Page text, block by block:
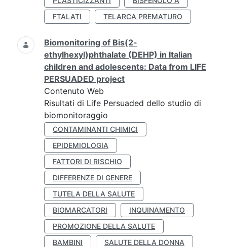
FTALATI
TELARCA PREMATURO
Biomonitoring of Bis(2-
ethylhexyl)phthalate (DEHP) in Italian
children and adolescents: Data from LIFE
PERSUADED project
Contenuto Web
Risultati di Life Persuaded dello studio di
biomonitoraggio
CONTAMINANTI CHIMICI
EPIDEMIOLOGIA
FATTORI DI RISCHIO
DIFFERENZE DI GENERE
TUTELA DELLA SALUTE
BIOMARCATORI
INQUINAMENTO
PROMOZIONE DELLA SALUTE
BAMBINI
SALUTE DELLA DONNA